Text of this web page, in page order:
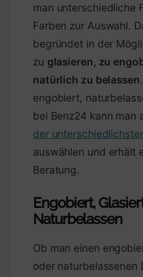
man unterschiedliche
Farben zur Auswahl.
begründet in der
zu glasieren, zu
natürlich zu belassen
engobiert,
bei Benz24 kann man
der
auswählen und erhält
Beratung.
Engobiert,
Naturbelassen
Ob man einen
oder naturbelassenen